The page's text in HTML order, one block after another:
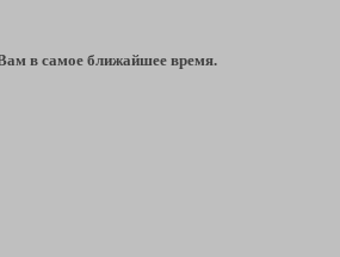
в самое ближайшее время.